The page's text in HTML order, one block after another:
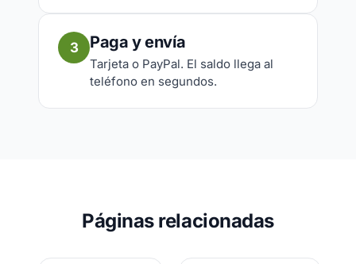
3 Paga y envía
Tarjeta o PayPal. El saldo llega al
teléfono en segundos.
Páginas relacionadas